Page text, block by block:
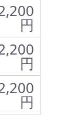
円
円
円